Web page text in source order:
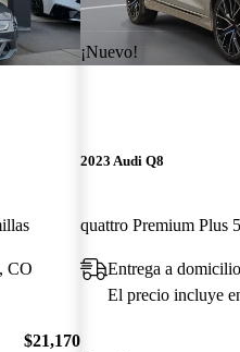
CO
$21,170
¡Nuevo!
2023 Audi Q8
quattro Premium Plus
Entrega a
El precio incluye